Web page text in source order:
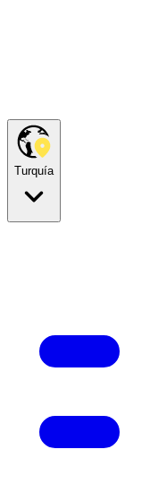
Turquía